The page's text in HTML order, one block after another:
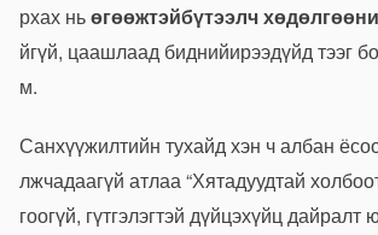
рхах ньөгөөжтэйбүтээлч
йгүй, цаашлаад биднийирээдүйдтээг
м.
Санхүүжилтийн тухайдхэн чалбан
лжчадаагүй атлаа“Хятадуудтай
гоогүй, гүтгэлэгтэй дүйцэхүйцдайралт